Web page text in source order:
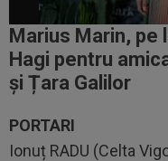
Marius Marin, pe
Hagi pentru
și Țara Galilor
PORTARI
Ionuț RADU (Celta